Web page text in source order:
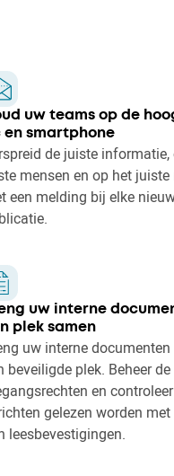
uw teams op de
en smartphone
de juiste informatie,
mensen en op het juiste
een melding bij elke
uw interne
plek samen
uw interne
beveiligde plek. Beheer de
en
gelezen worden
leesbevestigingen.